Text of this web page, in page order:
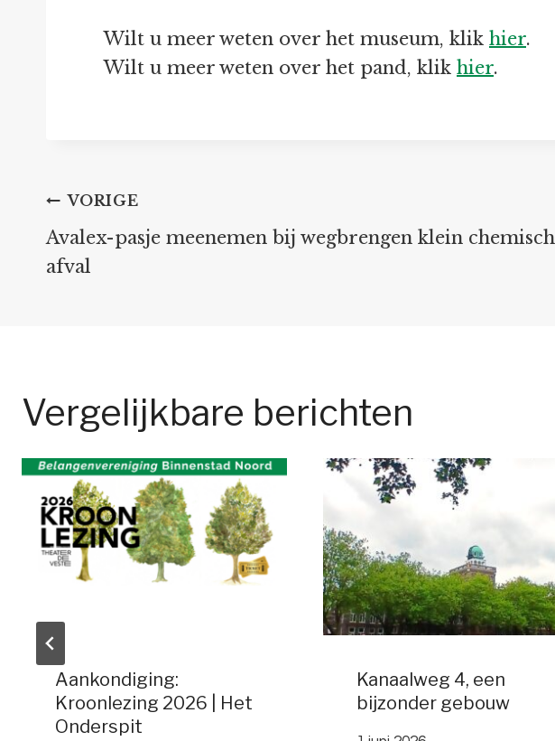
Wilt u meer weten over het museum, klik hier.
Wilt u meer weten over het pand, klik hier.
Bericht
navigatie
VORIGE
Avalex-pasje meenemen bij wegbrengen klein chemisch
afval
Vergelijkbare berichten
Aankondiging:
Kroonlezing 2026 | Het
Onderspit
Kanaalweg 4, een
bijzonder gebouw